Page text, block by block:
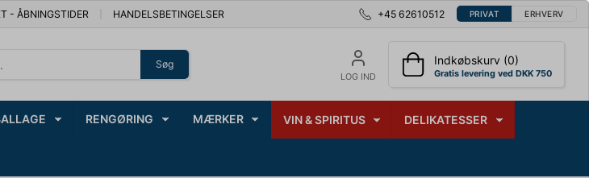
- ÅBNINGSTIDER HANDELSBETINGELSER +45 62610512 PRIVAT ERHVERV
Søg
LOG IND
Indkøbskurv (0)
Gratis levering ved DKK 750
RENGØRING MÆRKER VIN & SPIRITUS DELIKATESSER